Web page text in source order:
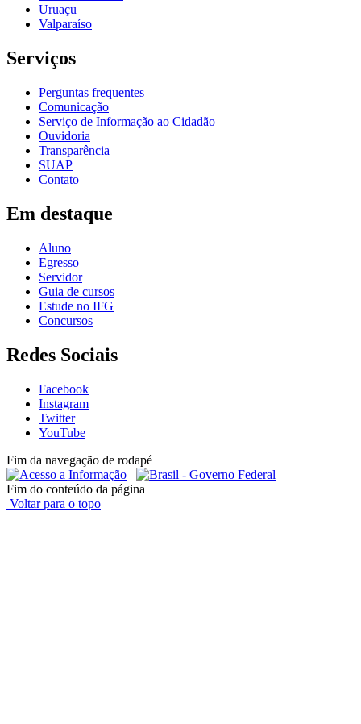
Uruaçu
Valparaíso
Serviços
Perguntas frequentes
Comunicação
Serviço de Informação ao Cidadão
Ouvidoria
Transparência
SUAP
Contato
Em destaque
Aluno
Egresso
Servidor
Guia de cursos
Estude no IFG
Concursos
Redes Sociais
Facebook
Instagram
Twitter
YouTube
Fim da navegação de rodapé
Fim do conteúdo da página
Voltar para o topo